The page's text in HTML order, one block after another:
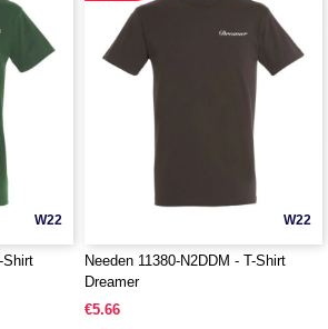
W22
Shirt
W22
Needen 11380-N2DDM - T-Shirt
Dreamer
€5.66